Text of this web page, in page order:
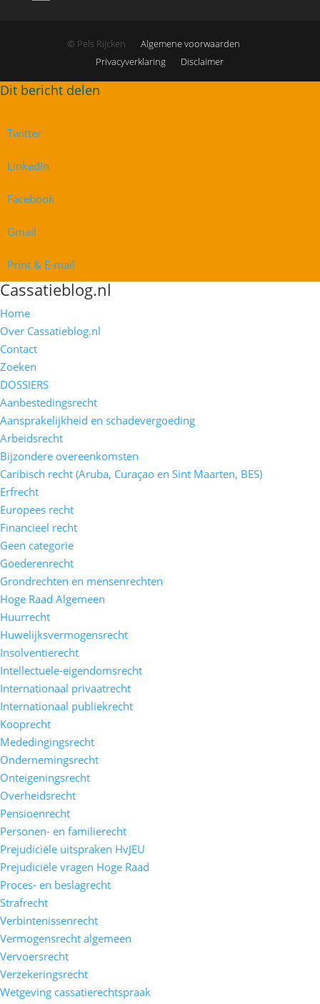
© Pels Rijcken
Algemene voorwaarden
Privacyverklaring
Disclaimer
Twitter
LinkedIn
Facebook
Gmail
Print & E-mail
Cassatieblog.nl
Home
Over Cassatieblog.nl
Contact
Zoeken
DOSSIERS
Aanbestedingsrecht
Aansprakelijkheid en schadevergoeding
Arbeidsrecht
Bijzondere overeenkomsten
Caribisch recht (Aruba, Curaçao en Sint Maarten, BES)
Erfrecht
Europees recht
Financieel recht
Geen categorie
Goederenrecht
Grondrechten en mensenrechten
Hoge Raad Algemeen
Huurrecht
Huwelijksvermogensrecht
Insolventierecht
Intellectuele-eigendomsrecht
Internationaal privaatrecht
Internationaal publiekrecht
Kooprecht
Mededingingsrecht
Ondernemingsrecht
Onteigeningsrecht
Overheidsrecht
Pensioenrecht
Personen- en familierecht
Prejudiciële uitspraken HvJEU
Prejudiciële vragen Hoge Raad
Proces- en beslagrecht
Strafrecht
Verbintenissenrecht
Vermogensrecht algemeen
Vervoersrecht
Verzekeringsrecht
Wetgeving cassatierechtspraak